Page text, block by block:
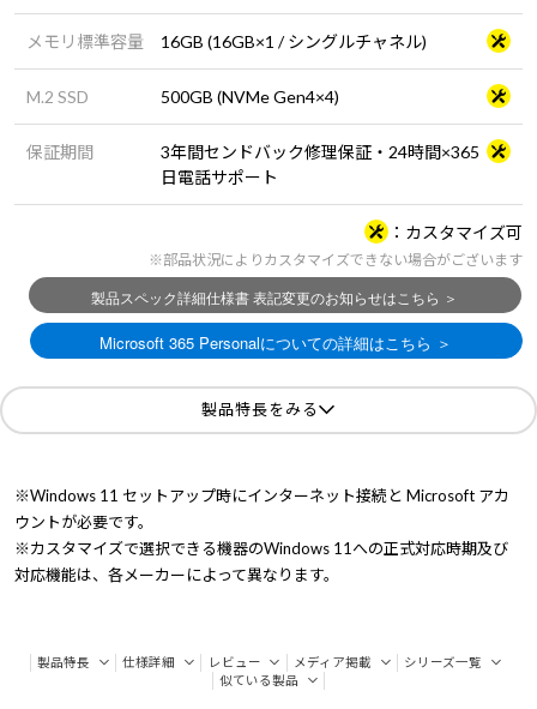
メモリ標準容量 16GB (16GB×1 / シングルチャネル)
M.2 SSD 500GB (NVMe Gen4×4)
保証期間
3年間センドバック修理保証・24時間×365
日電話サポート
カスタマイズ可
※部品状況によりカスタマイズできない場合がございます
製品特長をみる
※Windows 11 セットアップ時にインターネット接続と Microsoft アカ
ウントが必要です。
※カスタマイズで選択できる機器のWindows 11への正式対応時期及び
対応機能は、各メーカーによって異なります。
製品特長 仕様詳細 レビュー メディア掲載
シリーズ一覧
似ている製品